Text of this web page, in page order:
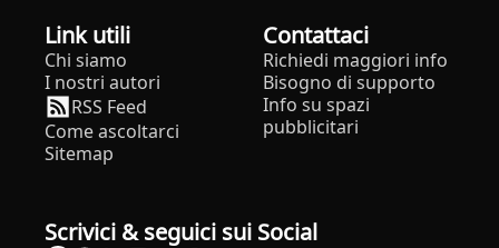
Link utili
Chi siamo
I nostri autori
RSS Feed
Come ascoltarci
Sitemap
Contattaci
Richiedi maggiori info
Bisogno di supporto
Info su spazi
pubblicitari
Scrivici & seguici sui Social